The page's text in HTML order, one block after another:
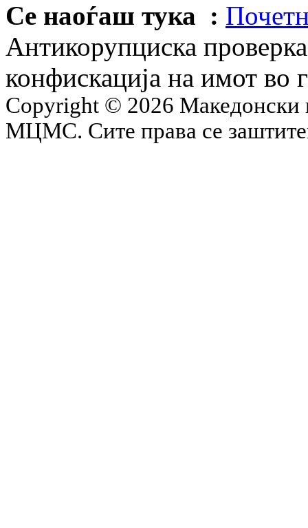
Се наоѓаш тука :
Антикорупциска
конфискација на имот во
Copyright © 2026 Македонски
МЦМС. Сите права се